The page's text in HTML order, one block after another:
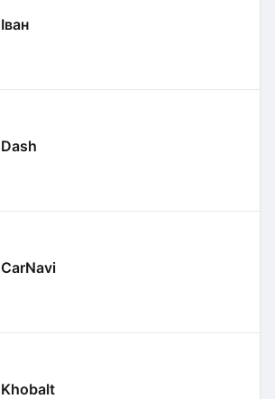
Іван
Dash
CarNavi
Khobalt